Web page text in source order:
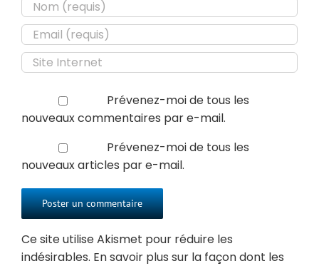
Prévenez-moi de tous les
nouveaux commentaires par e-mail.
Prévenez-moi de tous les
nouveaux articles par e-mail.
Ce site utilise Akismet pour réduire les
indésirables. En savoir plus sur la façon dont les